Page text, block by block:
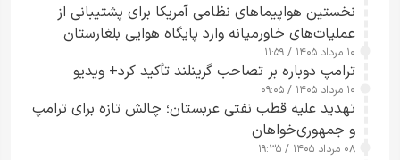
نخستین هواپیماهای نظامی آمریکا برای پشتیبانی از
عملیات‌های خاورمیانه وارد پایگاه هوایی بلغارستان
شدند
۱۰ مرداد ۱۴۰۵ / ۱۱:۵۹
ترامپ دوباره بر تصاحب گرینلند تأکید کرد+ ویدیو
۱۰ مرداد ۱۴۰۵ / ۰۹:۰۵
تهدید علیه قطب نفتی عربستان؛ چالش تازه برای ترامپ
و جمهوری‌خواهان
۰۸ مرداد ۱۴۰۵ / ۱۹:۳۵